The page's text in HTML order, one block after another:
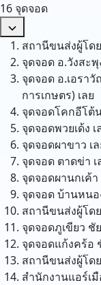
16 จุดจอด
สถานีขนส่งผู้โด
จุดจอด อ.วังสะพุ
จุดจอด อ.เอรา
การเกษตร) เลย
จุดจอดโคกอีโต้
จุดจอดพวยเด้ง เ
จุดจอดผาขาว เ
จุดจอด ตาดข่า
จุดจอดผานกเค้า
จุดจอด บ้านหน
สถานีขนส่งผู้โด
จุดจอดภูเขียว ชั
จุดจอดแก้งคร้อ
สถานีขนส่งผู้โด
สำนักงานแอร์เ